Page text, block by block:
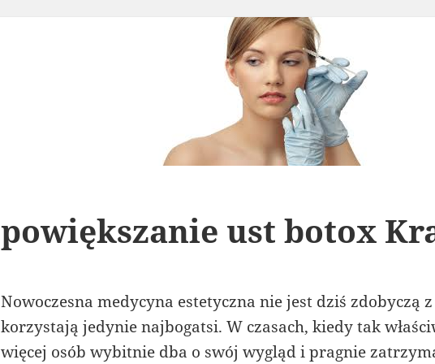
powiększanie ust botox
Nowoczesna medycyna estetyczna nie jest dziś zdobyczą
korzystają jedynie najbogatsi. W czasach, kiedy tak
więcej osób wybitnie dba o swój wygląd i pragnie